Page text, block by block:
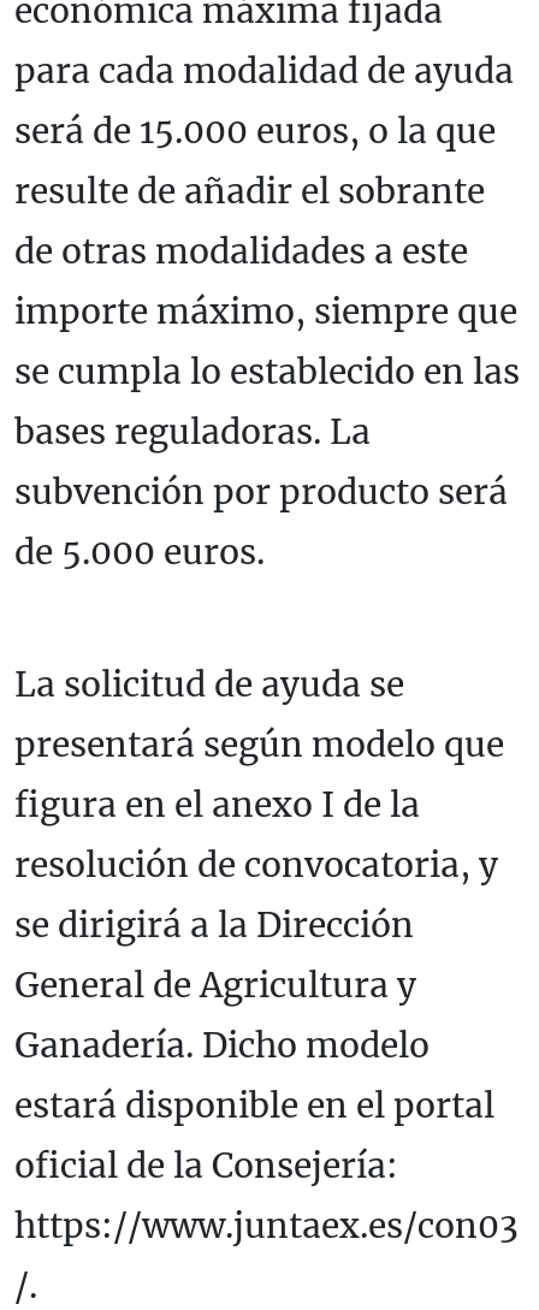
económica máxima fijada
para cada modalidad de ayuda
será de 15.000 euros, o la que
resulte de añadir el sobrante
de otras modalidades a este
importe máximo, siempre que
se cumpla lo establecido en las
bases reguladoras. La
subvención por producto será
de 5.000 euros.
La solicitud de ayuda se
presentará según modelo que
figura en el anexo I de la
resolución de convocatoria, y
se dirigirá a la Dirección
General de Agricultura y
Ganadería. Dicho modelo
estará disponible en el portal
oficial de la Consejería:
https://www.juntaex.es/con03
/.